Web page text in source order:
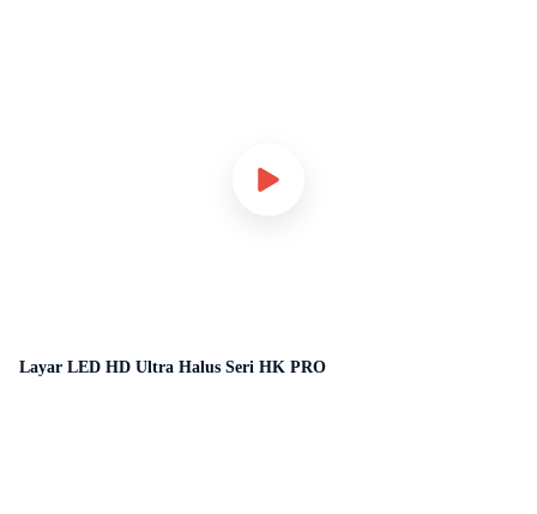
Layar LED HD Ultra Halus Seri HK PRO